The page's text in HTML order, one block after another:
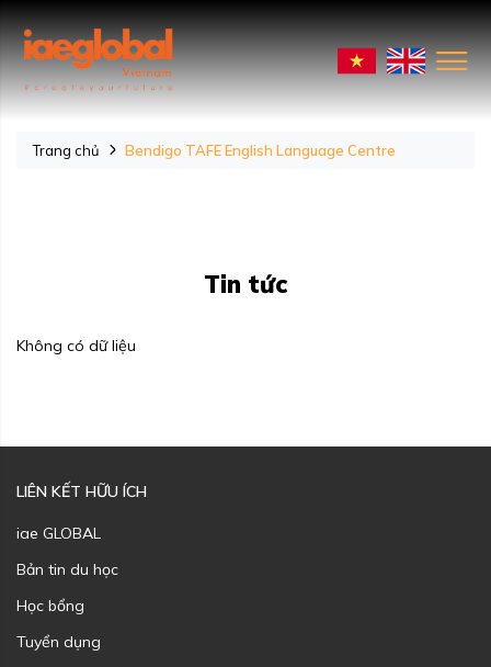
Trang chủ Bendigo TAFE English Language Centre
Tin tức
Không có dữ liệu
LIÊN KẾT HỮU ÍCH
iae GLOBAL
Bản tin du học
Học bổng
Tuyển dụng